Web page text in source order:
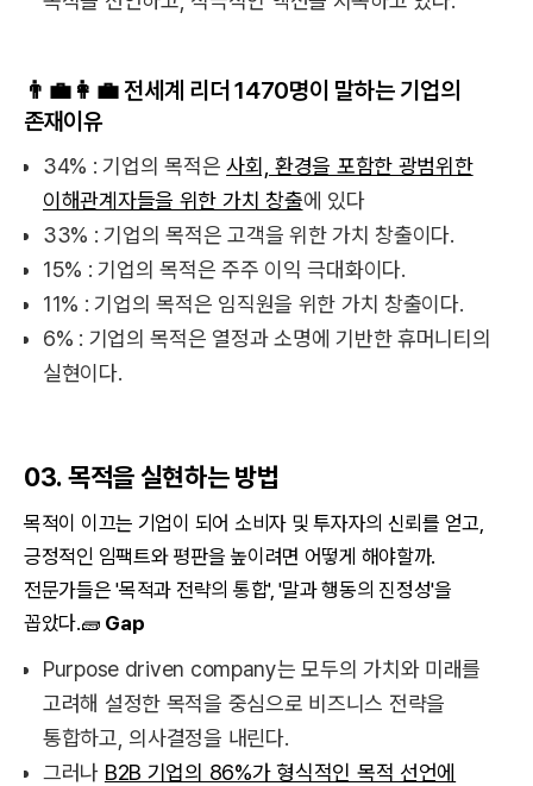
👨‍💼👩‍💼 전세계 리더 1470명이 말하는 기업의
존재이유
34% : 기업의 목적은사회, 환경을 포함한 광범위한
이해관계자들을 위한 가치 창출에 있다
33% : 기업의 목적은 고객을 위한 가치 창출이다.
15% : 기업의 목적은 주주 이익 극대화이다.
11% : 기업의 목적은 임직원을 위한 가치 창출이다.
6% : 기업의 목적은 열정과 소명에 기반한 휴머니티의
실현이다.
03. 목적을 실현하는 방법
목적이 이끄는 기업이 되어 소비자 및 투자자의 신뢰를 얻고,
긍정적인 임팩트와 평판을 높이려면 어떻게 해야할까.
전문가들은 '목적과 전략의 통합', '말과 행동의 진정성'을
꼽았다.🧱 Gap
Purpose driven company는 모두의 가치와 미래를
고려해 설정한 목적을 중심으로 비즈니스 전략을
통합하고, 의사결정을 내린다.
그러나 B2B 기업의 86%가 형식적인 목적 선언에